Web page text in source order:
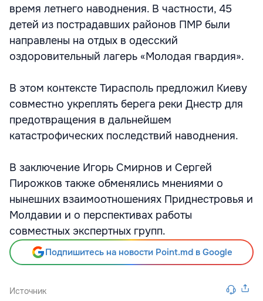
время летнего наводнения. В частности, 45
детей из пострадавших районов ПМР были
направлены на отдых в одесский
оздоровительный лагерь «Молодая гвардия».
В этом контексте Тирасполь предложил Киеву
совместно укреплять берега реки Днестр для
предотвращения в дальнейшем
катастрофических последствий наводнения.
В заключение Игорь Смирнов и Сергей
Пирожков также обменялись мнениями о
нынешних взаимоотношениях Приднестровья и
Молдавии и о перспективах работы
совместных экспертных групп.
Подпишитесь на новости Point.md в Google
Источник